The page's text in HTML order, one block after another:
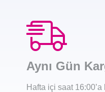
Aynı Gün
Hafta içi saat